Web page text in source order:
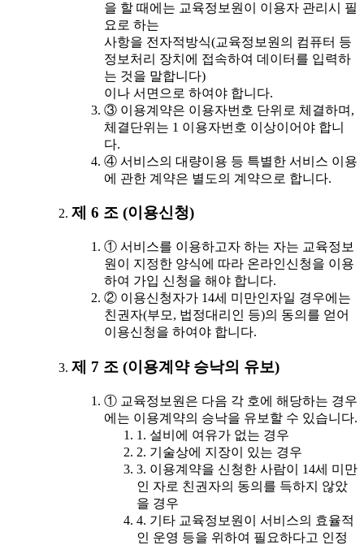
을 할 때에는 교육정보원이 이용자 관리시 필
요로 하는
사항을 전자적방식(교육정보원의 컴퓨터 등
정보처리 장치에 접속하여 데이터를 입력하
는 것을 말합니다)
이나 서면으로 하여야 합니다.
③ 이용계약은 이용자번호 단위로 체결하며,
체결단위는 1 이용자번호 이상이어야 합니
다.
④ 서비스의 대량이용 등 특별한 서비스 이용
에 관한 계약은 별도의 계약으로 합니다.
제 6 조 (이용신청)
① 서비스를 이용하고자 하는 자는 교육정보
원이 지정한 양식에 따라 온라인신청을 이용
하여 가입 신청을 해야 합니다.
② 이용신청자가 14세 미만인자일 경우에는
친권자(부모, 법정대리인 등)의 동의를 얻어
이용신청을 하여야 합니다.
제 7 조 (이용계약 승낙의 유보)
① 교육정보원은 다음 각 호에 해당하는 경우
에는 이용계약의 승낙을 유보할 수 있습니다.
1. 설비에 여유가 없는 경우
2. 기술상에 지장이 있는 경우
3. 이용계약을 신청한 사람이 14세 미만
인 자로 친권자의 동의를 득하지 않았
을 경우
4. 기타 교육정보원이 서비스의 효율적
인 운영 등을 위하여 필요하다고 인정